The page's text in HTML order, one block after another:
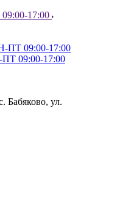
17:00
ПТ 09:00-17:00
09:00-17:00
Бабяково, ул.